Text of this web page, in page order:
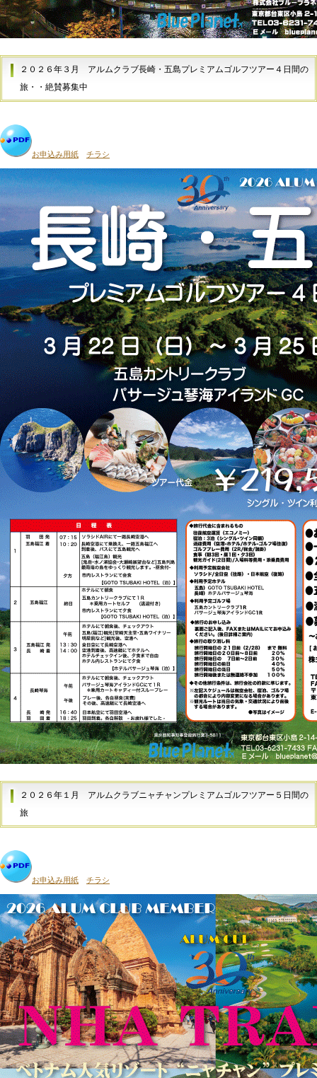
２０２６年３月 アルムクラブ長崎・五島プレミアムゴルフツアー４日間の
旅・・絶賛募集中
お申込み用紙 チラシ
２０２６年１月 アルムクラブニャチャンプレミアムゴルフツアー５日間の
旅
お申込み用紙 チラシ